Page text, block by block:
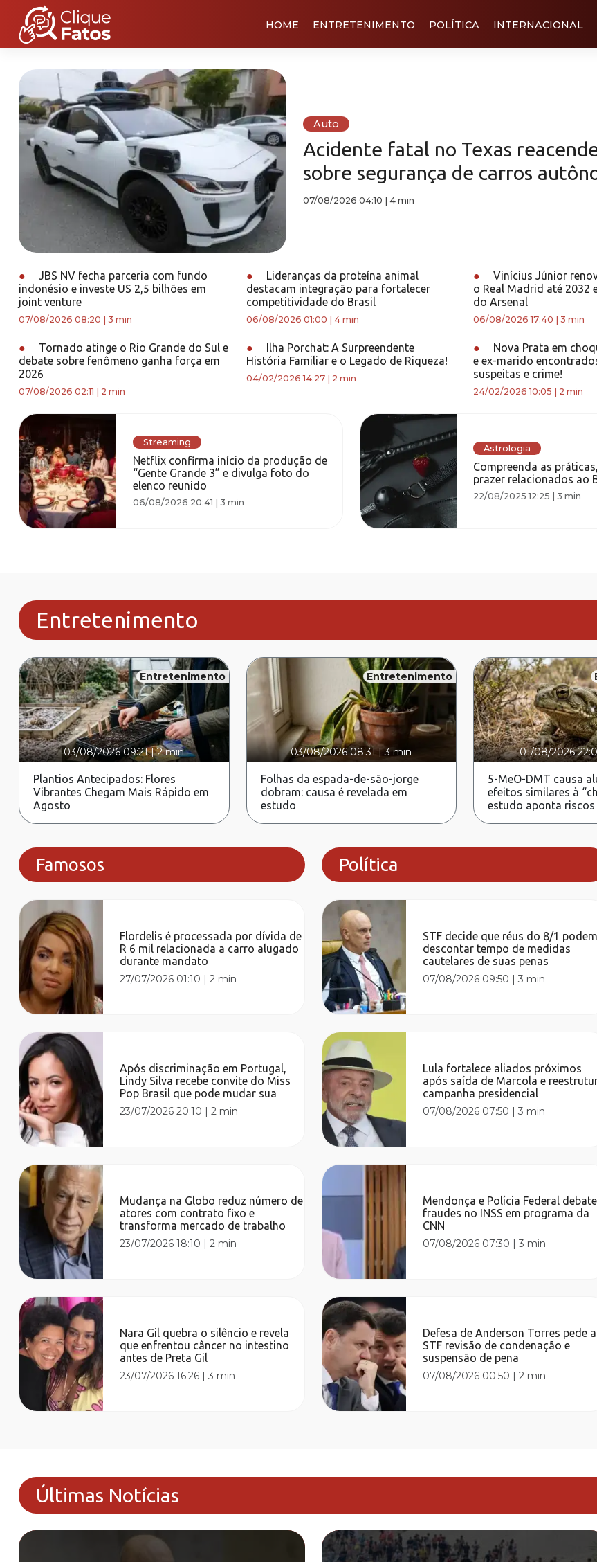
HOME ENTRETENIMENTO POLÍTICA INTERNACIONAL
Auto
Acidente fatal no Texas
sobre segurança de carros
07/08/2026 04:10 4 min
●
JBS NV fecha parceria com fundo
indonésio e investe US 2,5 bilhões em
joint venture
07/08/2026 08:20 3 min
●
Lideranças da proteína animal
destacam integração para fortalecer
competitividade do Brasil
06/08/2026 01:00 4 min
●
Vinícius Júnior
o Real Madrid até 2032
do Arsenal
06/08/2026 17:40 3 min
●
Tornado atinge o Rio Grande do Sul e
debate sobre fenômeno ganha força em
2026
07/08/2026 02:11 2 min
●
Ilha Porchat: A Surpreendente
História Familiar e o Legado de Riqueza!
04/02/2026 14:27| 2 min
●
Nova Prata em
e ex-marido
suspeitas e crime!
24/02/2026 10:05 2 min
Streaming
Netflix confirma início da produção de
“Gente Grande 3” e divulga foto do
elenco reunido
06/08/2026 20:41 | 3 min
Astrologia
Compreenda as
prazer relacionados ao
22/08/2025 12:25 |3 min
Entretenimento
Entretenimento
03/08/2026 09:21|2 min
Plantios Antecipados: Flores
Vibrantes Chegam Mais Rápido em
Agosto
Entretenimento
03/08/2026 08:31|3 min
Folhas da espada-de-são-jorge
dobram: causa é revelada em
estudo
01/08/2026
5-MeO-DMT causa
efeitos similares à
estudo aponta
Famosos
Flordelis é processada por dívida de
R 6 mil relacionada a carro alugado
durante mandato
27/07/2026 01:10 |2 min
Após discriminação em Portugal,
Lindy Silva recebe convite do Miss
Pop Brasil que pode mudar sua
23/07/2026 20:10 |2 min
Mudança na Globo reduz número de
atores com contrato fixo e
transforma mercado de trabalho
23/07/2026 18:10 |2 min
Nara Gil quebra o silêncio e revela
que enfrentou câncer no intestino
antes de Preta Gil
23/07/2026 16:26 |3 min
Política
STF decide que réus do 8/1 podem
descontar tempo de medidas
cautelares de suas penas
07/08/2026 09:50 |3 min
Lula fortalece aliados próximos
após saída de Marcola e
campanha presidencial
07/08/2026 07:50 |3 min
Mendonça e Polícia Federal
fraudes no INSS em programa da
CNN
07/08/2026 07:30 |3 min
Defesa de Anderson Torres pede
STF revisão de condenação e
suspensão de pena
07/08/2026 00:50 |2 min
Últimas Notícias